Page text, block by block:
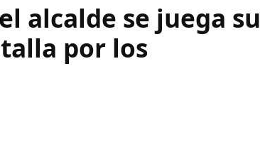
alcalde se juega su
por los